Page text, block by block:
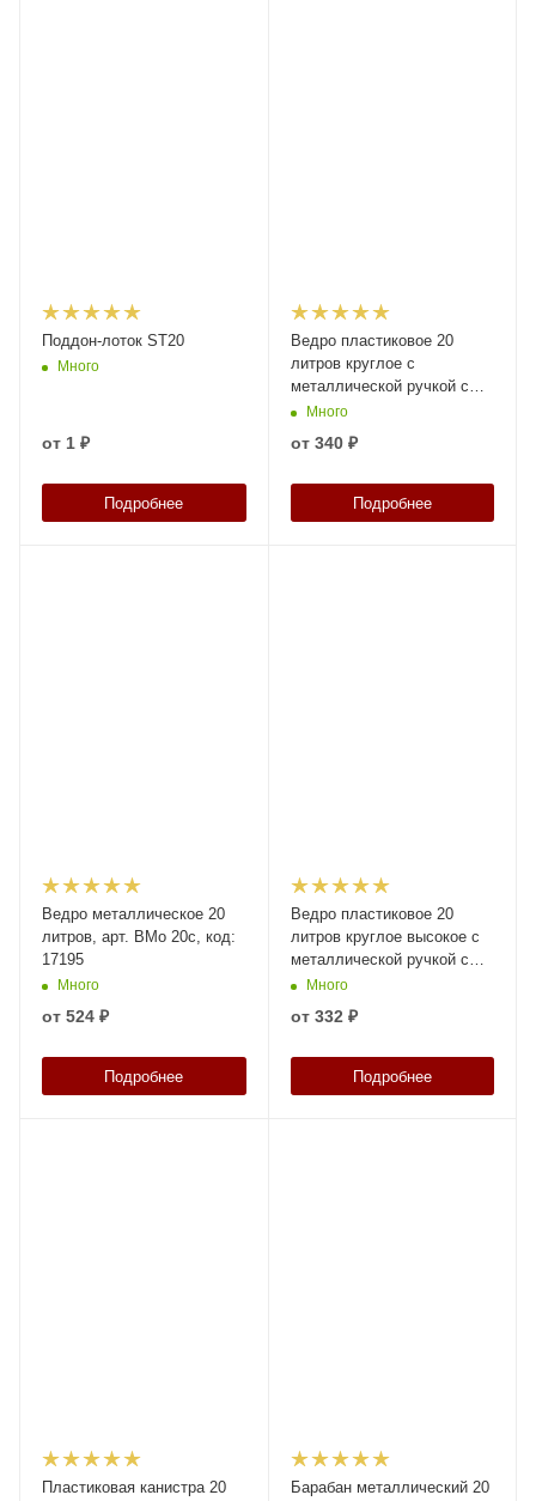
Поддон-лоток ST20
Много
от 1 ₽
Подробнее
Ведро пластиковое 20
литров круглое с
металлической ручкой с
крышкой, арт. ВП 20н, код:
Много
от 340 ₽
Подробнее
Ведро металлическое 20
литров, арт. ВМо 20с, код:
17195
Много
от 524 ₽
Подробнее
Ведро пластиковое 20
литров круглое высокое с
металлической ручкой с
крышкой, арт. ВП 20в, код:
Много
от 332 ₽
Подробнее
Пластиковая канистра 20 Барабан металлический 20